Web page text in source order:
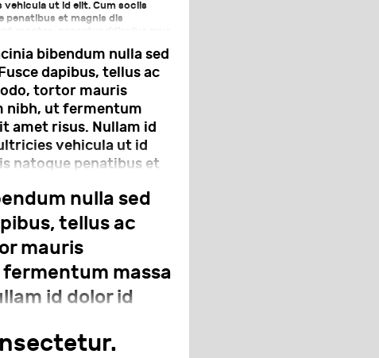
vehicula ut id elit. Cum sociis
penatibus et magnis dis
bibendum nulla sed
dapibus, tellus ac
tortor mauris
nibh, ut fermentum
amet risus. Nullam id
vehicula ut id
natoque penatibus et
mus. Nulla vitae elit
augue.
nulla sed
tellus ac
mauris
massa
id dolor id
et magnis dis